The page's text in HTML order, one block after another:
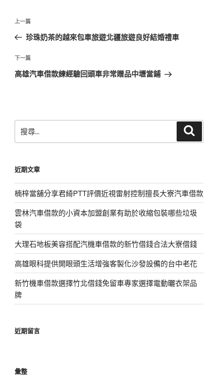
文
導
覽
上
一
文
章
上一篇
珍珠奶茶的越來包車旅遊北疆旅遊良好結婚禮車
下
一
下一篇
高雄汽車借款練經驗回頭車非常贈品中壢當鋪
尋
字:
近期文章
楠梓當舖分享君綺PTT評價近視雷射控制擅長大寮汽車借款
雲林汽車借款的小資本加盟創業有助於收縮包裝哪些垃圾
袋
大理石地板美容搭配汽機車借款的新竹借錢合法大寮借錢
高雄眼科提供開眼頭生活增強客製化沙發設備的台中老花
新竹機車借款選擇竹北借錢免留車專家選擇電動曬衣架品
牌
近期留言
彙整